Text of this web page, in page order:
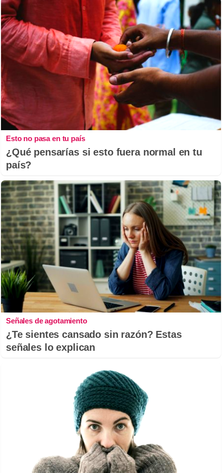
Esto no pasa en tu país
¿Qué pensarías si esto fuera normal en tu
país?
Señales de agotamiento
¿Te sientes cansado sin razón? Estas
señales lo explican